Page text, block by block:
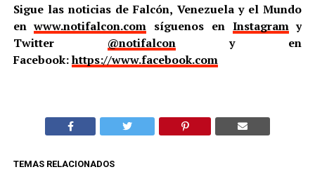
Sigue las noticias de Falcón, Venezuela y el Mundo
enwww.notifalcon.com síguenos en Instagramy
Twitter @notifalcony en
Facebook:https://www.facebook.com
TEMAS RELACIONADOS